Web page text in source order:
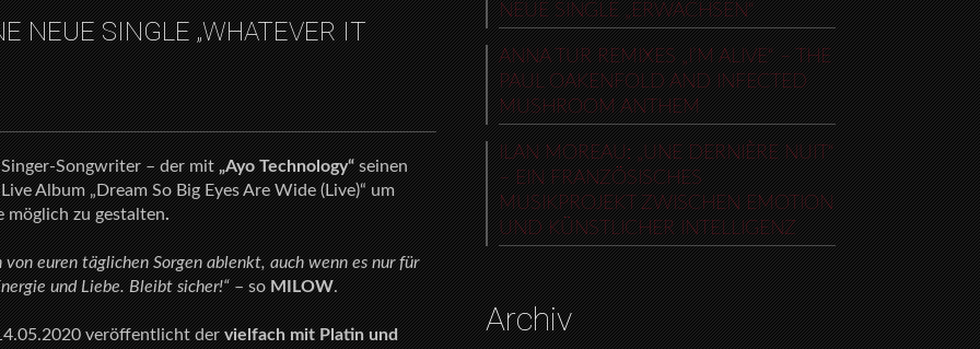
NEUE SINGLE „WHATEVER IT
Songwriter – der mit„Ayo Technology“seinen
Album „Dream So Big Eyes Are Wide (Live)“ um
möglich zu gestalten.
euren täglichen Sorgen ablenkt, auch wenn es nur für
und Liebe. Bleibt sicher!“– soMILOW.
veröffentlicht dervielfach mit Platin und
NEUE SINGLE „ERWACHSEN“
ANNA TUR REMIXES „I’M ALIVE“ – THE
PAUL OAKENFOLD AND INFECTED
MUSHROOM ANTHEM
ILAN MOREAU: „UNE DERNIÈRE NUIT“
– EIN FRANZÖSISCHES
MUSIKPROJEKT ZWISCHEN EMOTION
UND KÜNSTLICHER INTELLIGENZ
Archiv